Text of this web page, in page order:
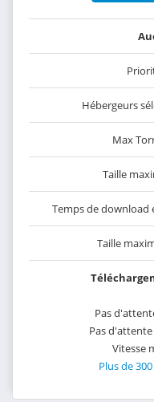
Hébergeurs
Max
Taille
Temps de download
Taille
Pas
Pas
Vitesse
Plus de